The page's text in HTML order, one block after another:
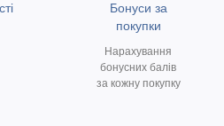
Бонуси за
покупки
Нарахування
бонусних балів
за кожну покупку